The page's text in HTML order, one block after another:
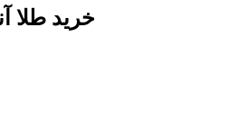
خرید طلا